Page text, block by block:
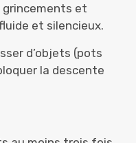
grincements et
et silencieux.
d’objets (pots
la descente